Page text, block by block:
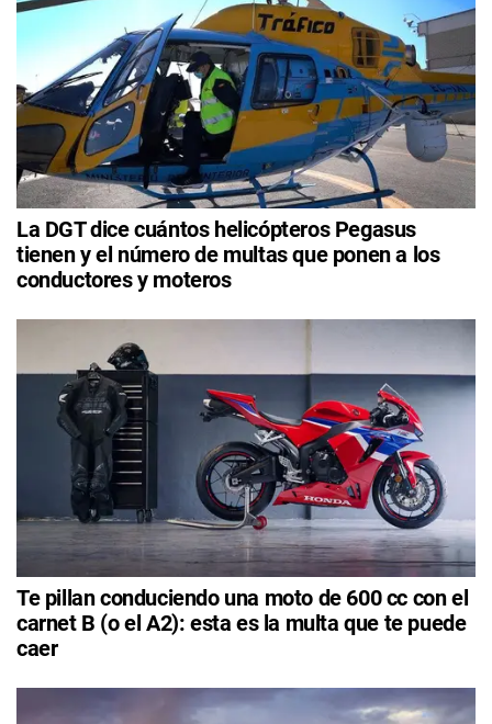
La DGT dice cuántos helicópteros Pegasus
tienen y el número de multas que ponen a los
conductores y moteros
Te pillan conduciendo una moto de 600 cc con el
carnet B (o el A2): esta es la multa que te puede
caer